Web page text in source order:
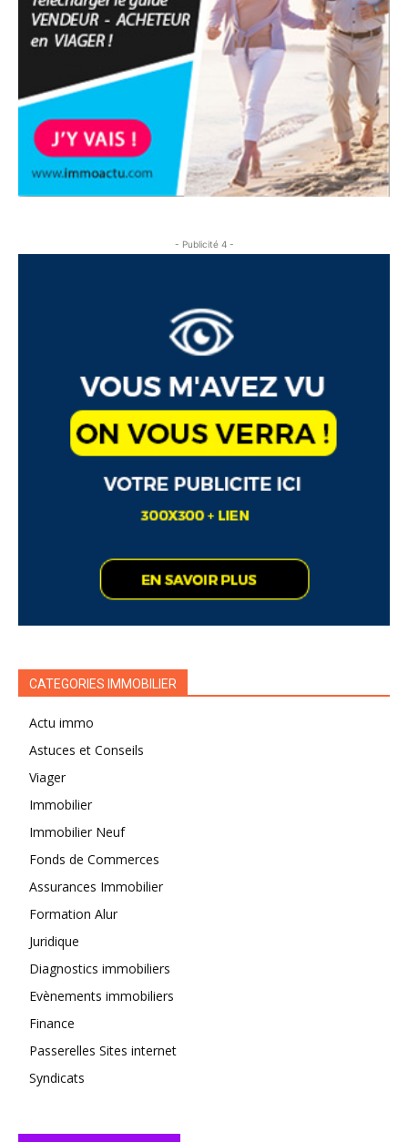
- Publicité 4 -
CATEGORIES IMMOBILIER
Actu immo
Astuces et Conseils
Viager
Immobilier
Immobilier Neuf
Fonds de Commerces
Assurances Immobilier
Formation Alur
Juridique
Diagnostics immobiliers
Evènements immobiliers
Finance
Passerelles Sites internet
Syndicats